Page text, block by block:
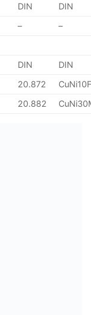
DIN
DIN
–
–
DIN
DIN
20.872
20.882